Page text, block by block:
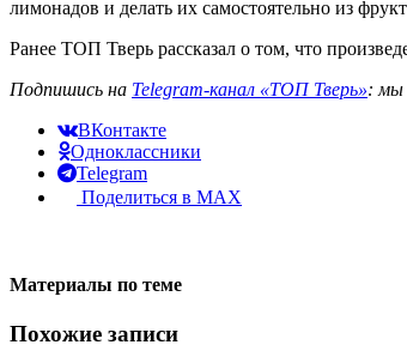
лимонадов и делать их самостоятельно из
Ранее ТОП Тверь рассказал о том, что
Подпишись на Telegram-канал «ТОП Тверь»: мы
ВКонтакте
Одноклассники
Telegram
Поделиться в MAX
Материалы по теме
Похожие записи